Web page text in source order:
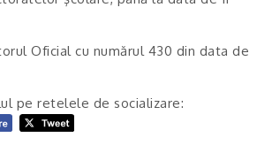
Oficial cu numărul 430 din data de
pe retelele de socializare: